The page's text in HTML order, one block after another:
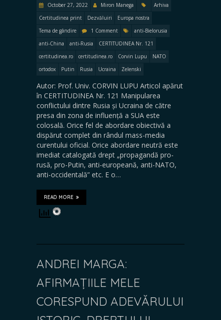
October 27, 2022 Miron Manega
Arhiva
Certitudinea print
Dezvăluiri
Europa nostra
Tema de gândire
1 Comment
anti-Bielorusia
anti-China
anti-Rusia
CERTITUDINEA Nr. 121
certitudinea.ro
certitudinea.ro Corvin Lupu
NATO
ortodox
Putin Rusia Ucraina Zelenski
Autor: Prof. Univ. CORVIN LUPU Articol apărut
în CERTITUDINEA Nr. 121 Manipularea
conflictului dintre Rusia și Ucraina de către
presa din zona de influență a SUA este
colosală. Orice fel de abordare obiectivă a
dispărut complet din rândul mass-media
curentului oficial. Orice abordare neutră este
imediat catalogată drept „propagandă pro-
rusă, pro-Putin, anti-europeană, anti-NATO,
anti-occidentală” etc. E o…
READ MORE
ANDREI MARGA:
AFIRMAȚIILE MELE
CORESPUND ADEVĂRULUI